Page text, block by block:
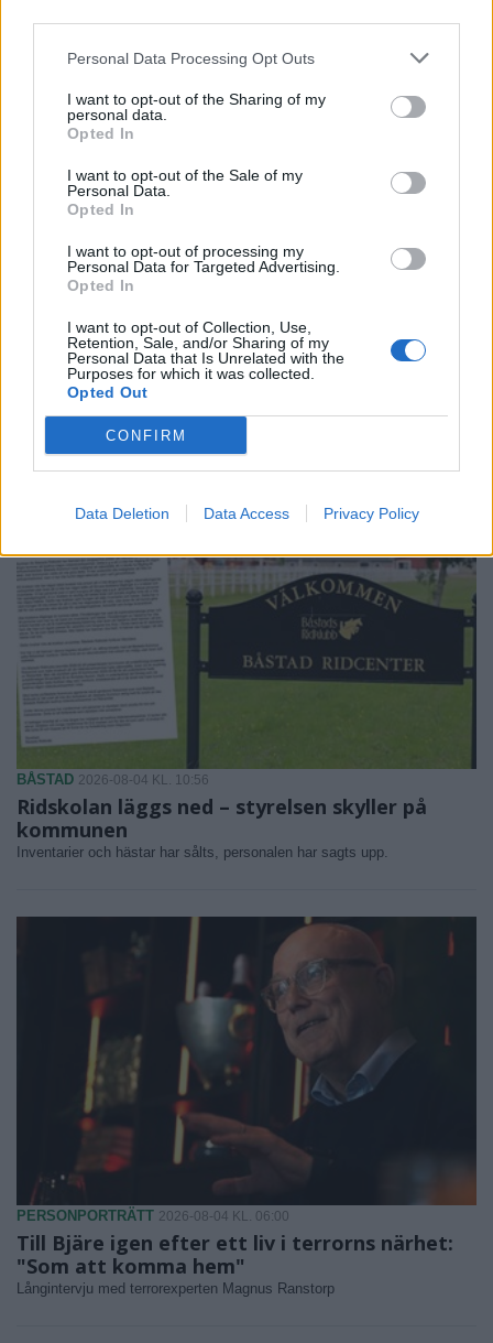
Personal Data Processing Opt Outs
I want to opt-out of the Sharing of my
personal data.
Opted In
I want to opt-out of the Sale of my
Personal Data.
Opted In
I want to opt-out of processing my
Personal Data for Targeted Advertising.
Opted In
I want to opt-out of Collection, Use,
Retention, Sale, and/or Sharing of my
Personal Data that Is Unrelated with the
Purposes for which it was collected.
Opted Out
CONFIRM
Data Deletion Data Access Privacy Policy
BÅSTAD 2026-08-05 KL. 06:00
Ridklubben polisanmäld – av medlemmarna:
"Vi har fått nog"
Båstad Ridklubbs styrelse anmälda till polisen efter att allt sålts av.
BÅSTAD 2026-08-04 KL. 10:56
Ridskolan läggs ned – styrelsen skyller på
kommunen
Inventarier och hästar har sålts, personalen har sagts upp.
PERSONPORTRÄTT 2026-08-04 KL. 06:00
Till Bjäre igen efter ett liv i terrorns närhet:
"Som att komma hem"
Långintervju med terrorexperten Magnus Ranstorp